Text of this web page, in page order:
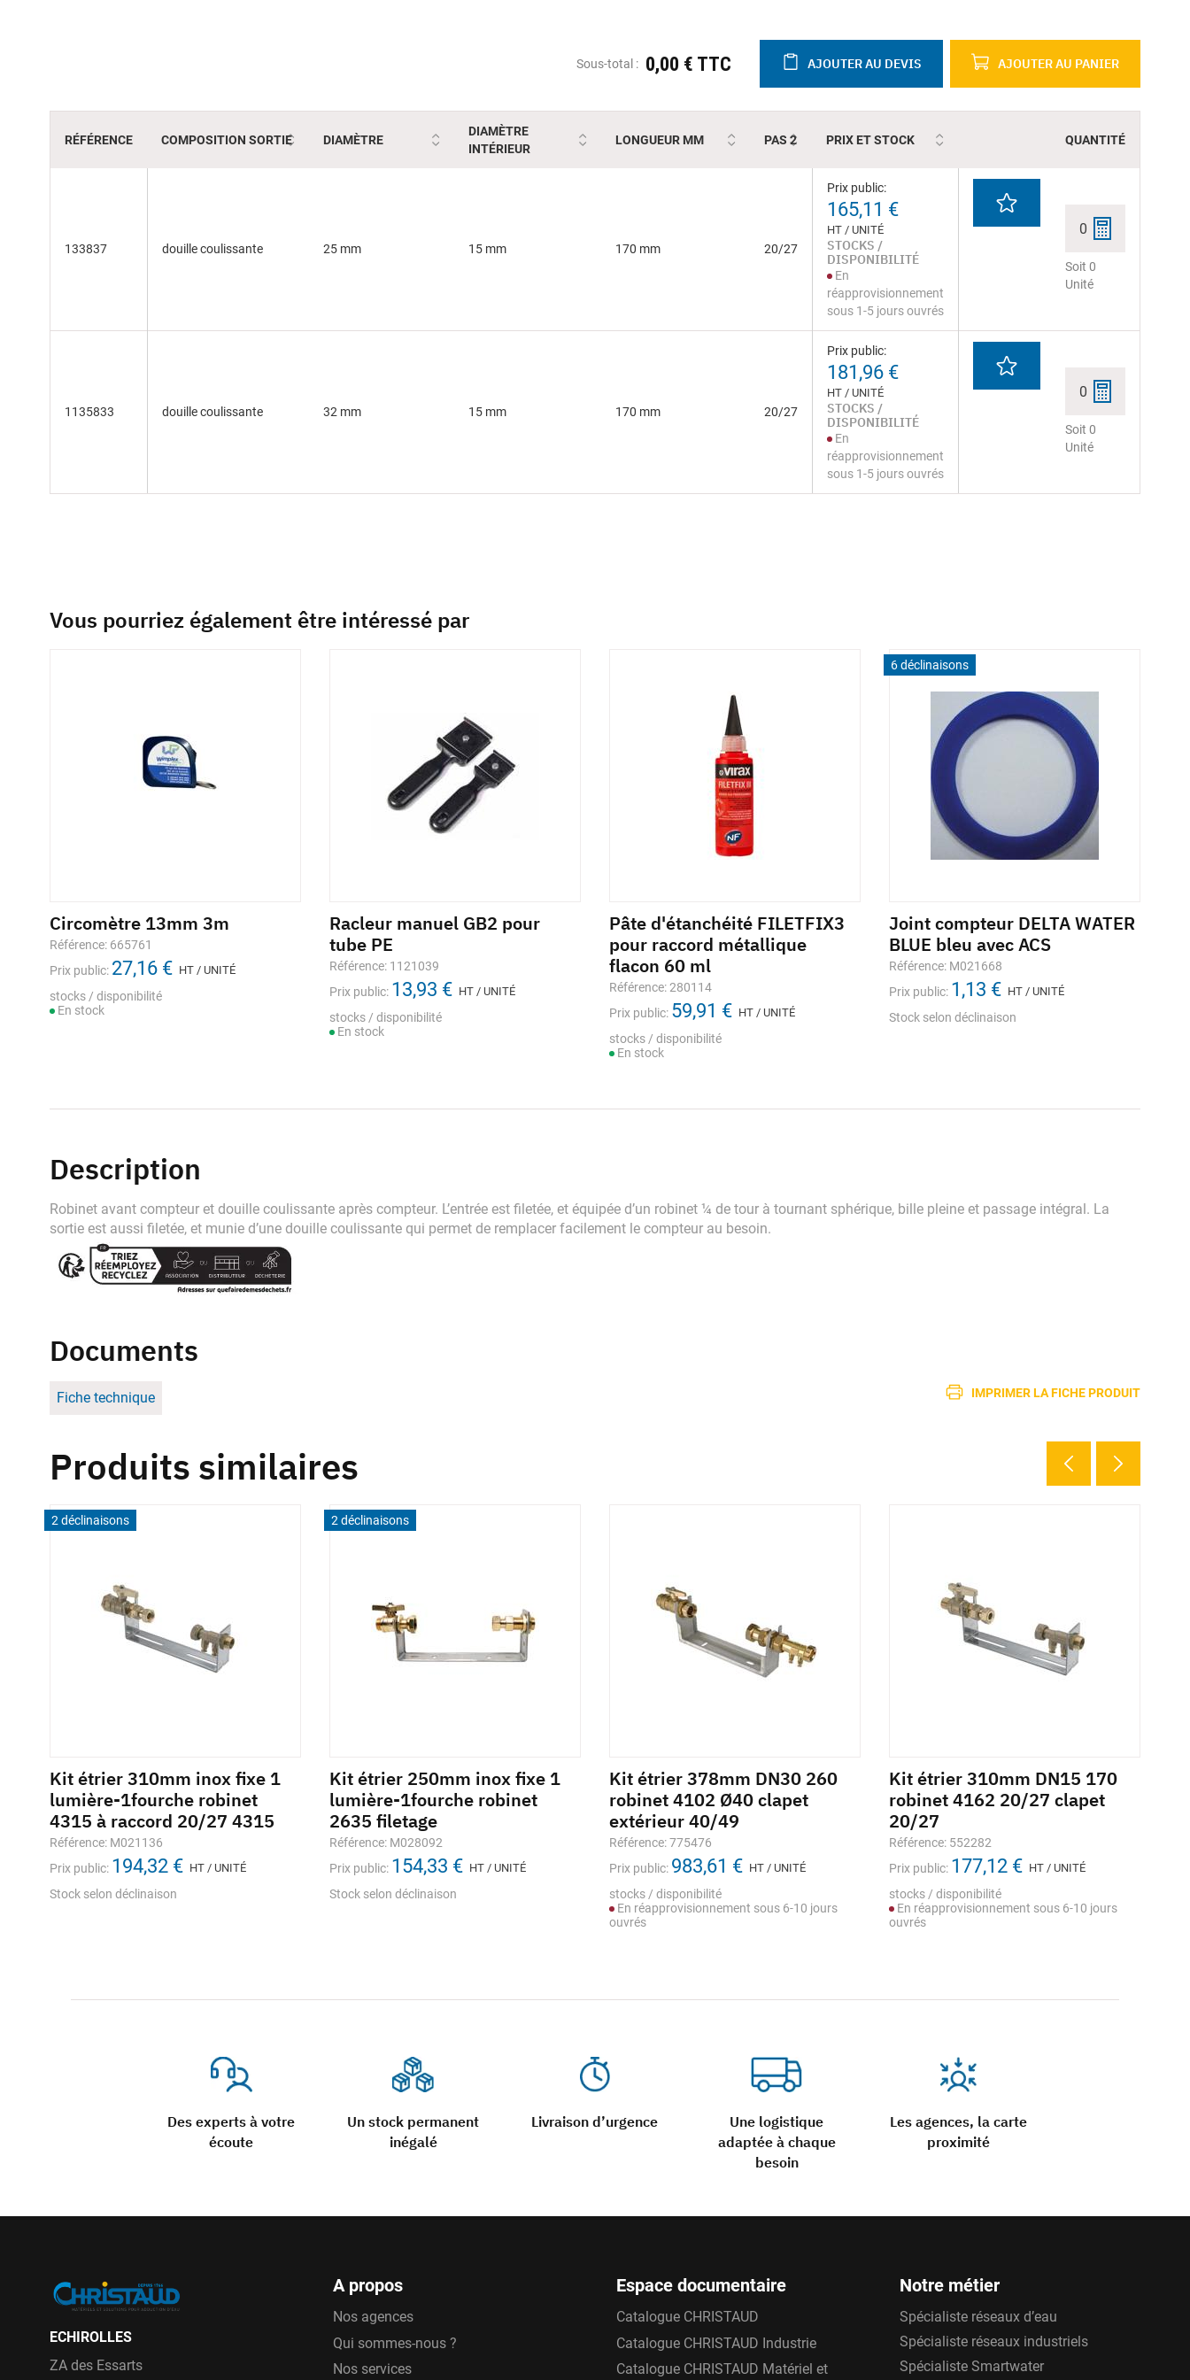
Sous-total : 0,00 € TTC AJOUTER AU DEVIS AJOUTER AU PANIER
RÉFÉRENCE COMPOSITION SORTIE DIAMÈTRE
DIAMÈTRE
INTÉRIEUR
LONGUEUR MM PAS 2 PRIX ET STOCK QUANTITÉ
133837 douille coulissante 25 mm 15 mm 170 mm 20/27
Prix public:
165,11 €
HT / UNITÉ
STOCKS /
DISPONIBILITÉ
En
réapprovisionnement
sous 1-5 jours ouvrés
0
Soit 0
Unité
1135833 douille coulissante 32 mm 15 mm 170 mm 20/27
Prix public:
181,96 €
HT / UNITÉ
STOCKS /
DISPONIBILITÉ
En
réapprovisionnement
sous 1-5 jours ouvrés
0
Soit 0
Unité
Vous pourriez également être intéressé par
Circomètre 13mm 3m
Référence: 665761
Prix public: 27,16 € HT / UNITÉ
stocks / disponibilité
En stock
Racleur manuel GB2 pour
tube PE
Référence: 1121039
Prix public: 13,93 € HT / UNITÉ
stocks / disponibilité
En stock
Pâte d'étanchéité FILETFIX3
pour raccord métallique
flacon 60 ml
Référence: 280114
Prix public: 59,91 € HT / UNITÉ
stocks / disponibilité
En stock
6 déclinaisons
Joint compteur DELTA WATER
BLUE bleu avec ACS
Référence: M021668
Prix public: 1,13 € HT / UNITÉ
Stock selon déclinaison
Description
Robinet avant compteur et douille coulissante après compteur. L’entrée est filetée, et équipée d’un robinet ¼ de tour à tournant sphérique, bille pleine et passage intégral. La
sortie est aussi filetée, et munie d’une douille coulissante qui permet de remplacer facilement le compteur au besoin.
Documents
Fiche technique IMPRIMER LA FICHE PRODUIT
Des experts à votre
écoute
Un stock permanent
inégalé
Livraison d’urgence
Une logistique
adaptée à chaque
besoin
Les agences, la carte
proximité
Produits similaires
2 déclinaisons
Kit étrier 310mm inox fixe 1
lumière-1fourche robinet
4315 à raccord 20/27 4315
Référence: M021136
Prix public: 194,32 € HT / UNITÉ
Stock selon déclinaison
2 déclinaisons
Kit étrier 250mm inox fixe 1
lumière-1fourche robinet
2635 filetage
Référence: M028092
Prix public: 154,33 € HT / UNITÉ
Stock selon déclinaison
Kit étrier 378mm DN30 260
robinet 4102 Ø40 clapet
extérieur 40/49
Référence: 775476
Prix public: 983,61 € HT / UNITÉ
stocks / disponibilité
En réapprovisionnement sous 6-10 jours
ouvrés
Kit étrier 310mm DN15 170
robinet 4162 20/27 clapet
20/27
Référence: 552282
Prix public: 177,12 € HT / UNITÉ
stocks / disponibilité
En réapprovisionnement sous 6-10 jours
ouvrés
ECHIROLLES
ZA des Essarts
A propos
Nos agences
Qui sommes-nous ?
Nos services
Espace documentaire
Catalogue CHRISTAUD
Catalogue CHRISTAUD Industrie
Catalogue CHRISTAUD Matériel et
Notre métier
Spécialiste réseaux d’eau
Spécialiste réseaux industriels
Spécialiste Smartwater